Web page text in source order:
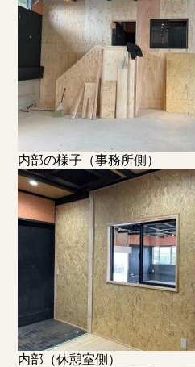
内部の様子（事務所側）
内部（休憩室側）